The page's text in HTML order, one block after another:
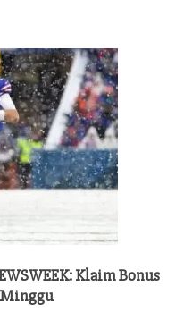
Klaim Bonus
Minggu